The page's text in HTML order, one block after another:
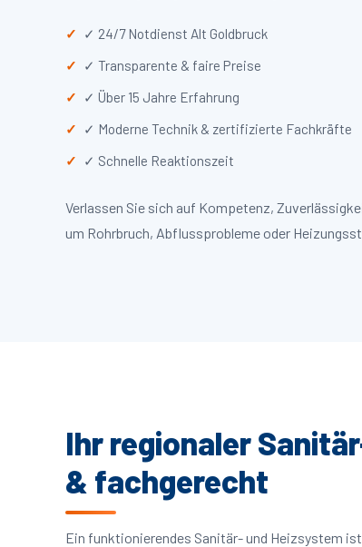
✓ 24/7 Notdienst Alt Goldbruck
✓ Transparente & faire Preise
✓ Über 15 Jahre Erfahrung
✓ Moderne Technik & zertifizierte Fachkräfte
✓ Schnelle Reaktionszeit
Verlassen Sie sich auf Kompetenz,
um Rohrbruch, Abflussprobleme oder
Ihr regionaler
& fachgerecht
Ein funktionierendes Sanitär- und Heizsystem